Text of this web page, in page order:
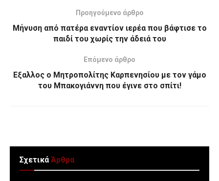
Προηγούμενο άρθρο
Μήνυση από πατέρα εναντίον ιερέα που βάφτισε το
παιδί του χωρίς την άδειά του
Επόμενο άρθρο
Εξαλλος ο Μητροπολίτης Καρπενησίου με τον γάμο
του Μπακογιάννη που έγινε στο σπίτι!
ΣχετικάΆρθρα